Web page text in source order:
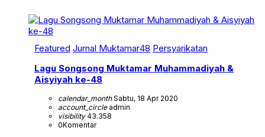
Featured Jurnal Muktamar48 Persyarikatan
Lagu Songsong Muktamar Muhammadiyah &
Aisyiyah ke-48
calendar_monthSabtu, 18 Apr 2020
account_circleadmin
visibility43.358
0Komentar